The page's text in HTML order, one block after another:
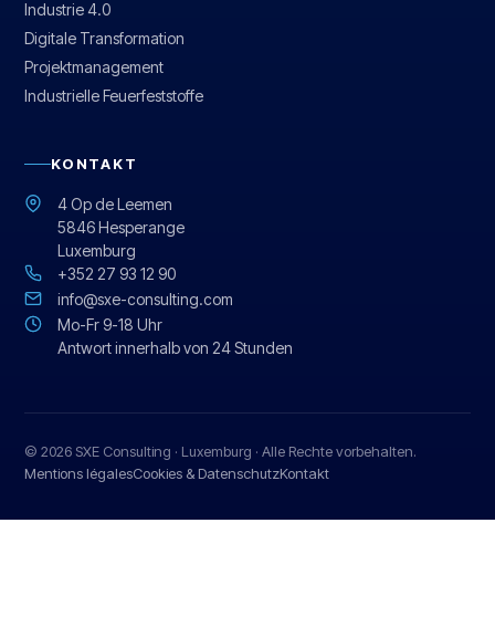
Industrie 4.0
Digitale Transformation
Projektmanagement
Industrielle Feuerfeststoffe
KONTAKT
4 Op de Leemen
5846 Hesperange
Luxemburg
+352 27 93 12 90
info@sxe-consulting.com
Mo-Fr 9-18 Uhr
Antwort innerhalb von 24 Stunden
© 2026 SXE Consulting · Luxemburg · Alle Rechte vorbehalten.
Mentions légalesCookies & DatenschutzKontakt